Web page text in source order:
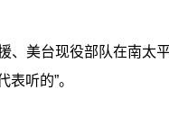
、美台现役部队在南太
听的”。